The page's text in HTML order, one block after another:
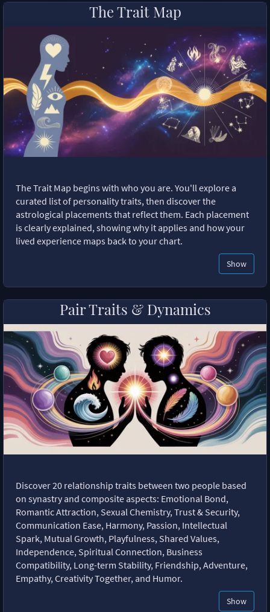
The Trait Map
The Trait Map begins with who you are. You'll explore a
curated list of personality traits, then discover the
astrological placements that reflect them. Each placement
is clearly explained, showing why it applies and how your
lived experience maps back to your chart.
Show
Pair Traits & Dynamics
Discover 20 relationship traits between two people based
on synastry and composite aspects: Emotional Bond,
Romantic Attraction, Sexual Chemistry, Trust & Security,
Communication Ease, Harmony, Passion, Intellectual
Spark, Mutual Growth, Playfulness, Shared Values,
Independence, Spiritual Connection, Business
Compatibility, Long-term Stability, Friendship, Adventure,
Empathy, Creativity Together, and Humor.
Show